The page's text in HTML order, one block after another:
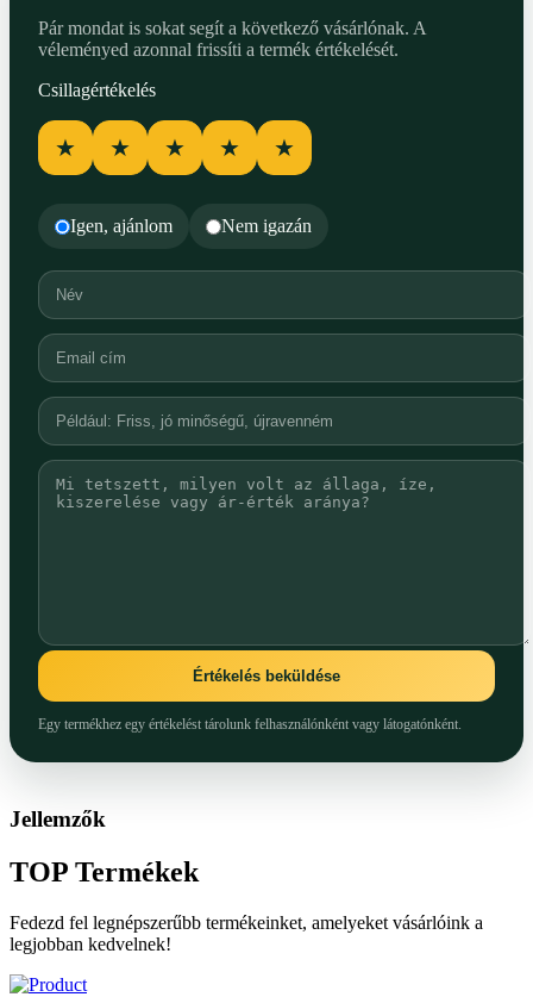
Pár mondat is sokat segít a következő vásárlónak. A
véleményed azonnal frissíti a termék értékelését.
Csillagértékelés
★ ★ ★ ★ ★
Igen, ajánlom Nem igazán
Értékelés beküldése
Egy termékhez egy értékelést tárolunk felhasználónként vagy látogatónként.
Jellemzők
TOP Termékek
Fedezd fel legnépszerűbb termékeinket, amelyeket vásárlóink a
legjobban kedvelnek!